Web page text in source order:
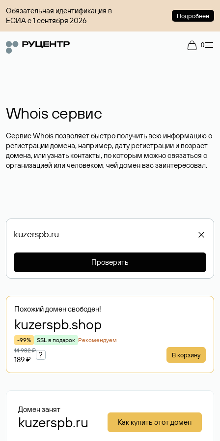
Обязательная идентификация в
ЕСИА с 1 сентября 2026
Подробнее
0
Whois сервис
Сервис Whois позволяет быстро получить всю информацию о
регистрации домена, например, дату регистрации и возраст
домена, или узнать контакты, по которым можно связаться с
организацией или человеком, чей домен вас заинтересовал.
Проверить
Похожий домен свободен!
kuzerspb.shop
-99% SSL в подарок Рекомендуем
14 982 ₽
189 ₽
? В корзину
Домен занят
kuzerspb.ru Как купить этот домен